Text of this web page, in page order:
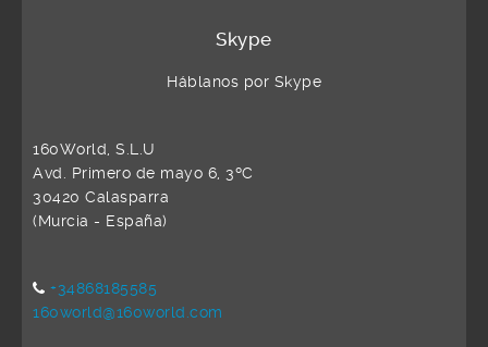
Skype
Háblanos por Skype
160World, S.L.U
Avd. Primero de mayo 6, 3ºC
30420 Calasparra
(Murcia - España)
+34868185585
160world@160world.com